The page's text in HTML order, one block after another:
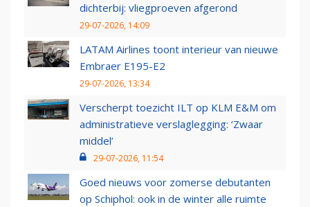
dichterbij: vliegproeven afgerond
29-07-2026, 14:09
LATAM Airlines toont interieur van nieuwe
Embraer E195-E2
29-07-2026, 13:34
Verscherpt toezicht ILT op KLM E&M om
administratieve verslaglegging: ‘Zwaar
middel’
29-07-2026, 11:54
Goed nieuws voor zomerse debutanten
op Schiphol: ook in de winter alle ruimte